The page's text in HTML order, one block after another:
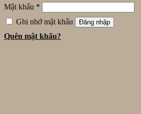
Mật khẩu *
Ghi nhớ mật khẩu
Đăng nhập
Quên mật khẩu?